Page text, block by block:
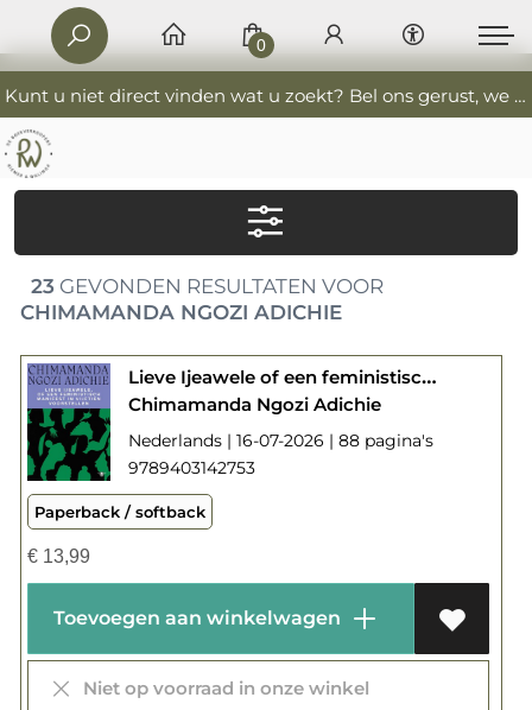
Kunt u niet direct vinden wat u zoekt? Bel ons gerust, we helpen u graag. 0341-552405 De Boekverkoopers
0
23GEVONDEN RESULTATEN VOOR
CHIMAMANDA NGOZI ADICHIE
Lieve Ijeawele of een feministisch manifest in vijftien voorstellen
Chimamanda Ngozi Adichie
Nederlands | 16-07-2026 | 88 pagina's
9789403142753
Paperback / softback
€13,99
Toevoegen aan winkelwagen
Niet op voorraad in onze winkel